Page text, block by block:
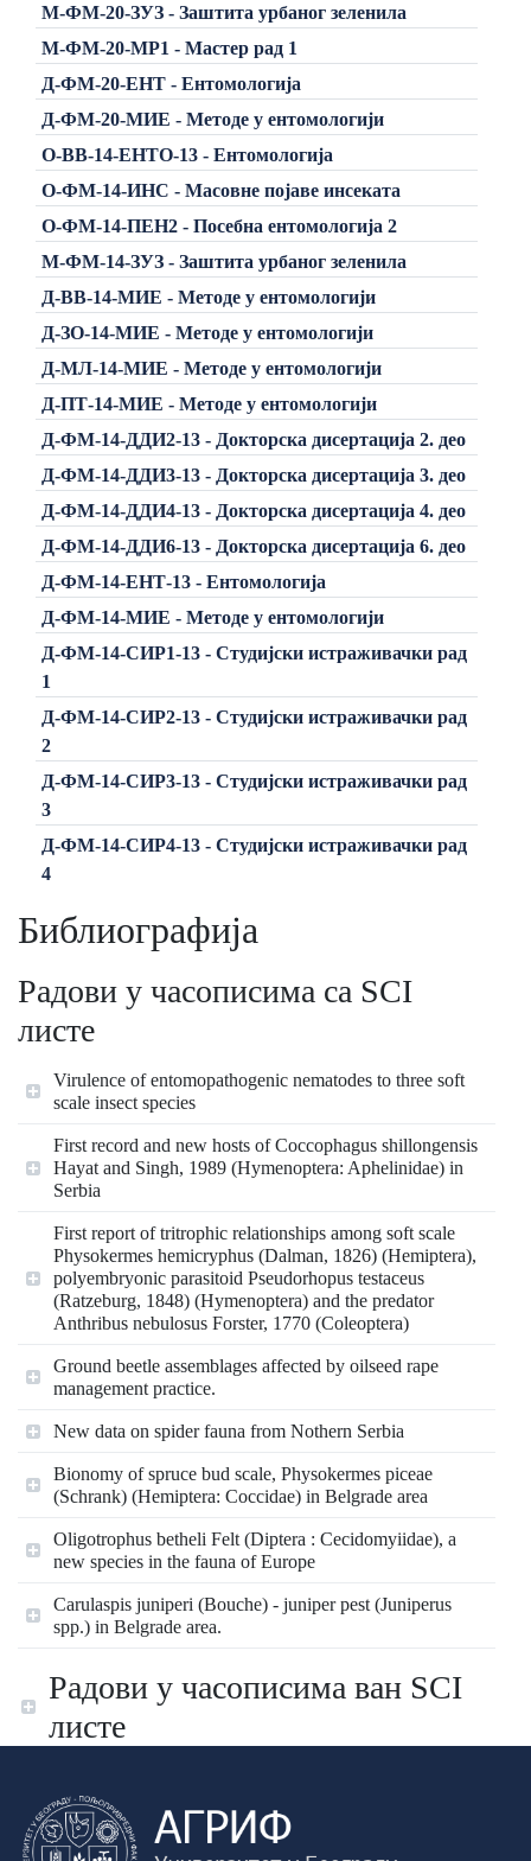
М-ФМ-20-ЗУЗ - Заштита урбаног зеленила
М-ФМ-20-МР1 - Мастер рад 1
Д-ФМ-20-ЕНТ - Ентомологија
Д-ФМ-20-МИЕ - Методе у ентомологији
О-ВВ-14-ЕНТО-13 - Ентомологија
О-ФМ-14-ИНС - Масовне појаве инсеката
О-ФМ-14-ПЕН2 - Посебна ентомологија 2
М-ФМ-14-ЗУЗ - Заштита урбаног зеленила
Д-ВВ-14-МИЕ - Методе у ентомологији
Д-ЗО-14-МИЕ - Методе у ентомологији
Д-МЛ-14-МИЕ - Методе у ентомологији
Д-ПТ-14-МИЕ - Методе у ентомологији
Д-ФМ-14-ДДИ2-13 - Докторска дисертација 2. део
Д-ФМ-14-ДДИ3-13 - Докторска дисертација 3. део
Д-ФМ-14-ДДИ4-13 - Докторска дисертација 4. део
Д-ФМ-14-ДДИ6-13 - Докторска дисертација 6. део
Д-ФМ-14-ЕНТ-13 - Ентомологија
Д-ФМ-14-МИЕ - Методе у ентомологији
Д-ФМ-14-СИР1-13 - Студијски истраживачки рад
1
Д-ФМ-14-СИР2-13 - Студијски истраживачки рад
2
Д-ФМ-14-СИР3-13 - Студијски истраживачки рад
3
Д-ФМ-14-СИР4-13 - Студијски истраживачки рад
4
Библиографија
Радови у часописима са SCI
листе
Virulence of entomopathogenic nematodes to three soft
scale insect species
First record and new hosts of Coccophagus shillongensis
Hayat and Singh, 1989 (Hymenoptera: Aphelinidae) in
Serbia
First report of tritrophic relationships among soft scale
Physokermes hemicryphus (Dalman, 1826) (Hemiptera),
polyembryonic parasitoid Pseudorhopus testaceus
(Ratzeburg, 1848) (Hymenoptera) and the predator
Anthribus nebulosus Forster, 1770 (Coleoptera)
Ground beetle assemblages affected by oilseed rape
management practice.
New data on spider fauna from Nothern Serbia
Bionomy of spruce bud scale, Physokermes piceae
(Schrank) (Hemiptera: Coccidae) in Belgrade area
Oligotrophus betheli Felt (Diptera : Cecidomyiidae), a
new species in the fauna of Europe
Carulaspis juniperi (Bouche) - juniper pest (Juniperus
spp.) in Belgrade area.
Радови у часописима ван SCI
листе